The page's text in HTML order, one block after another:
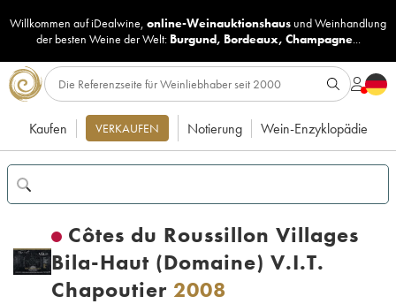
Willkommen auf iDealwine, online-Weinauktionshaus undWeinhandlung
der besten Weine der Welt: Burgund, Bordeaux, Champagne...
Kaufen VERKAUFEN Notierung Wein-Enzyklopädie
Côtes du Roussillon Villages
Bila-Haut (Domaine) V.I.T.
Chapoutier 2008